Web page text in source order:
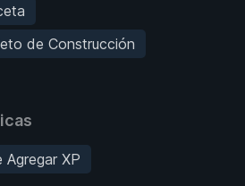
de Construcción
Agregar XP